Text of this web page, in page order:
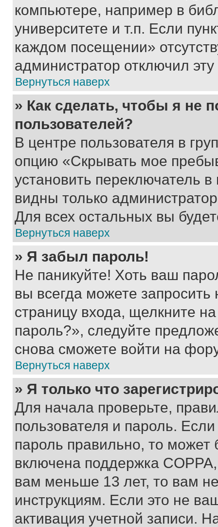
компьютере, например в
университете и т.п. Если
каждом посещении»
администратор отключил
Вернуться наверх
» Как сделать, чтобы я не
пользователей?
В центре пользователя в
опцию «Скрывать мое
установить переключатель
видны только
Для всех остальных вы
Вернуться наверх
» Я забыл пароль!
Не паникуйте! Хоть ваш
вы всегда можете
страницу входа, щелкните
пароль?», следуйте
снова сможете войти на
Вернуться наверх
» Я только что
Для начала проверьте,
пользователя и пароль.
пароль правильно, то может
включена поддержка
вам меньше 13 лет, то вам
инструкциям. Если это не
активация учетной записи.